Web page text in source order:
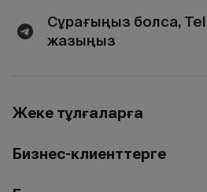
Сұрағыңыз болса,
жазыңыз
Жеке тұлғаларға
Бизнес-клиенттерге